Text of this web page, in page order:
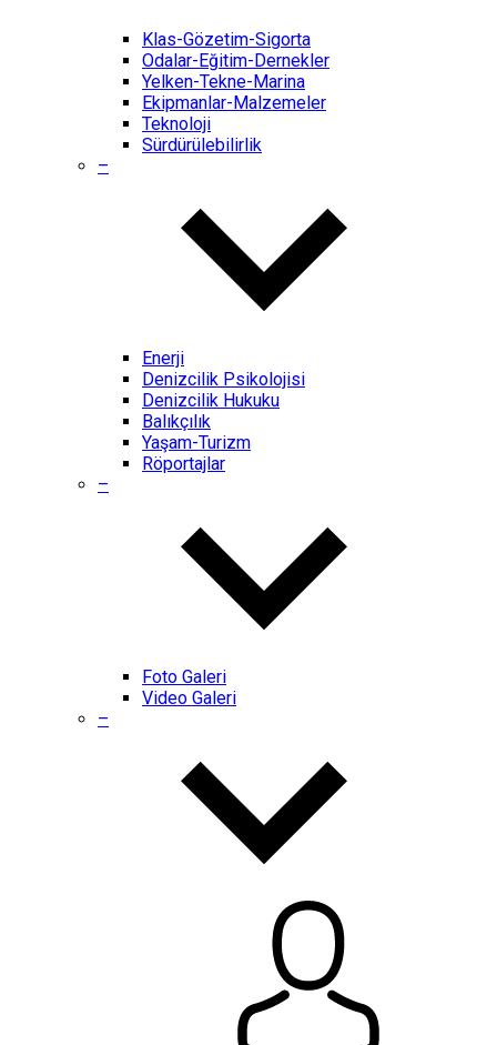
Klas-Gözetim-Sigorta
Odalar-Eğitim-Dernekler
Yelken-Tekne-Marina
Ekipmanlar-Malzemeler
Teknoloji
Sürdürülebilirlik
–
Enerji
Denizcilik Psikolojisi
Denizcilik Hukuku
Balıkçılık
Yaşam-Turizm
Röportajlar
–
Foto Galeri
Video Galeri
–